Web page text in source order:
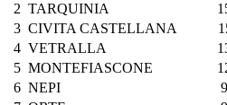
2 TARQUINIA
3 CIVITA CASTELLANA
4 VETRALLA
5 MONTEFIASCONE
6 NEPI